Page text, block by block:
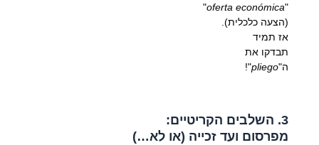
"
oferta económica
"
(הצעה כלכלית).
אז תמיד
תבדקו את
ה"pliego
"!
3. השלבים הקריטיים:
מפרסום ועד זכייה (או לא…)